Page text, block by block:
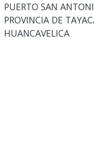
PUERTO SAN
PROVINCIA DE
HUANCAVELICA